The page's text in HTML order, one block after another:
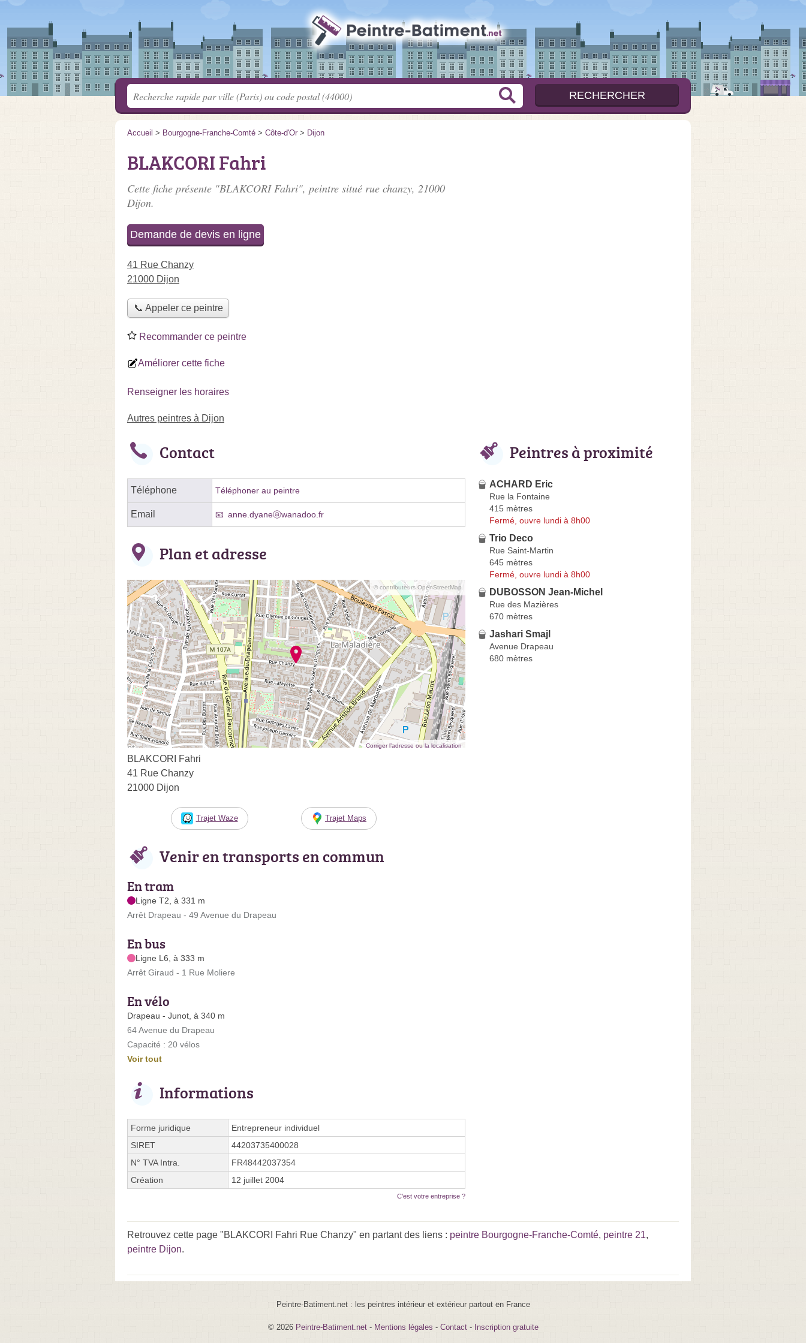
Accueil > Bourgogne-Franche-Comté > Côte-d'Or > Dijon
BLAKCORI Fahri
Cette fiche présente "BLAKCORI Fahri", peintre situé rue chanzy, 21000
Dijon.
Demande de devis en ligne
41 Rue Chanzy
21000 Dijon
📞 Appeler ce peintre
Recommander ce peintre
Améliorer cette fiche
Renseigner les horaires
Autres peintres à Dijon
Contact
Téléphone Téléphoner au peintre
Email anne.dyaneⓐwanadoo.fr
Plan et adresse
© contributeurs OpenStreetMap
Corriger l’adresse ou la localisation
BLAKCORI Fahri
41 Rue Chanzy
21000 Dijon
Trajet Waze Trajet Maps
Venir en transports en commun
En tram
Ligne T2, à 331 m
Arrêt Drapeau - 49 Avenue du Drapeau
En bus
Ligne L6, à 333 m
Arrêt Giraud - 1 Rue Moliere
En vélo
Drapeau - Junot, à 340 m
64 Avenue du Drapeau
Capacité : 20 vélos
Voir tout
Informations
Forme juridique
Entrepreneur individuel
SIRET
44203735400028
N° TVA Intra.
FR48442037354
Création
12 juillet 2004
C'est votre entreprise ?
Peintres à proximité
ACHARD Eric
Rue la Fontaine
415 mètres
Fermé, ouvre lundi à 8h00
Trio Deco
Rue Saint-Martin
645 mètres
Fermé, ouvre lundi à 8h00
DUBOSSON Jean-Michel
Rue des Mazières
670 mètres
Jashari Smajl
Avenue Drapeau
680 mètres
Retrouvez cette page "BLAKCORI Fahri Rue Chanzy" en partant des liens : peintre Bourgogne-Franche-Comté, peintre 21,
peintre Dijon.
Peintre-Batiment.net : les peintres intérieur et extérieur partout en France
© 2026 Peintre-Batiment.net - Mentions légales - Contact- Inscription gratuite